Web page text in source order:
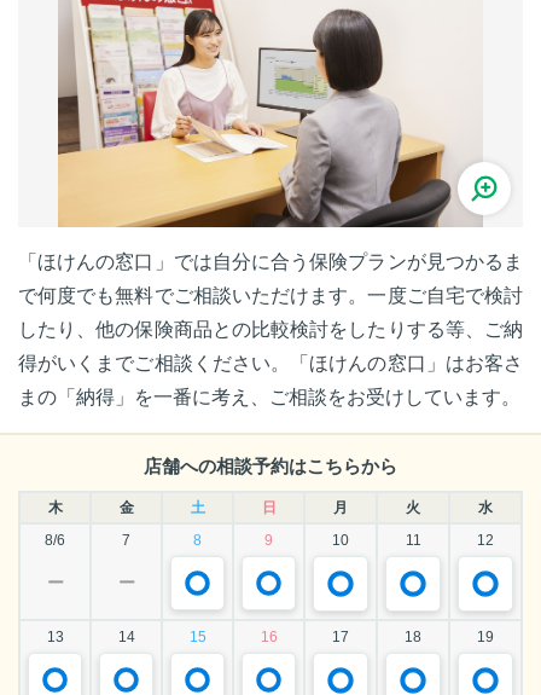
「ほけんの窓口」では自分に合う保険プランが見つかるま
で何度でも無料でご相談いただけます。一度ご自宅で検討
したり、他の保険商品との比較検討をしたりする等、ご納
得がいくまでご相談ください。「ほけんの窓口」はお客さ
まの「納得」を一番に考え、ご相談をお受けしています。
店舗への相談予約はこちらから
木 金 土 日 月 火
水
8/6
7 8 9 10 11 12
ー ー
13 14 15 16 17 18 19